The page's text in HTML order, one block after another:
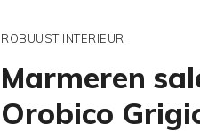
ROBUUST INTERIEUR
Marmeren
Orobico